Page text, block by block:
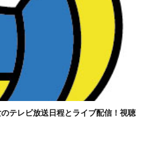
テレビ放送日程とライブ配信！視聴